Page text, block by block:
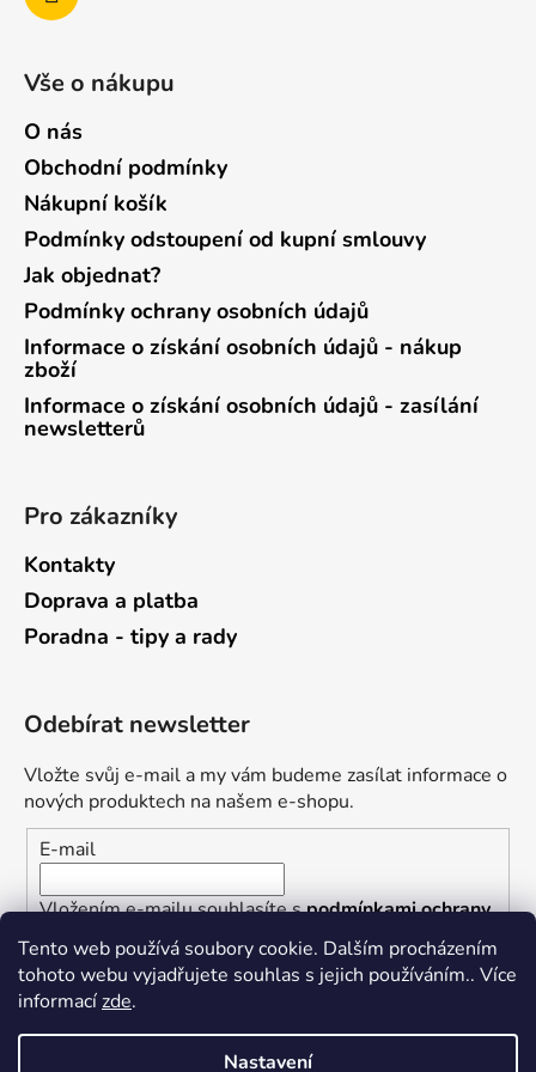
Tento web používá soubory cookie. Dalším procházením
tohoto webu vyjadřujete souhlas s jejich používáním.. Více
informacízde.
Nastavení
Vše o nákupu
O nás
Obchodní podmínky
Nákupní košík
Podmínky odstoupení od kupní smlouvy
Jak objednat?
Podmínky ochrany osobních údajů
Informace o získání osobních údajů - nákup
zboží
Informace o získání osobních údajů - zasílání
newsletterů
Pro zákazníky
Kontakty
Doprava a platba
Poradna - tipy a rady
Odebírat newsletter
Vložte svůj e-mail a my vám budeme zasílat informace o
nových produktech na našem e-shopu.
E-mail
Vložením e-mailu souhlasíte spodmínkami ochrany
osobních údajů
PŘIHLÁSIT SE